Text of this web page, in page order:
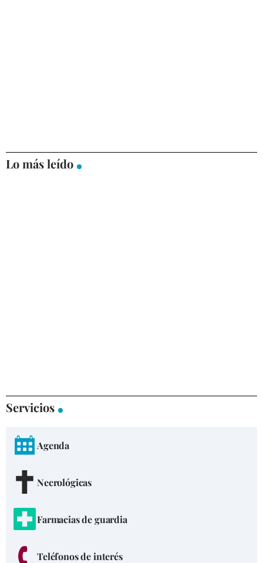
Lo más leído
Servicios
Agenda
Necrológicas
Farmacias de guardia
Teléfonos de interés